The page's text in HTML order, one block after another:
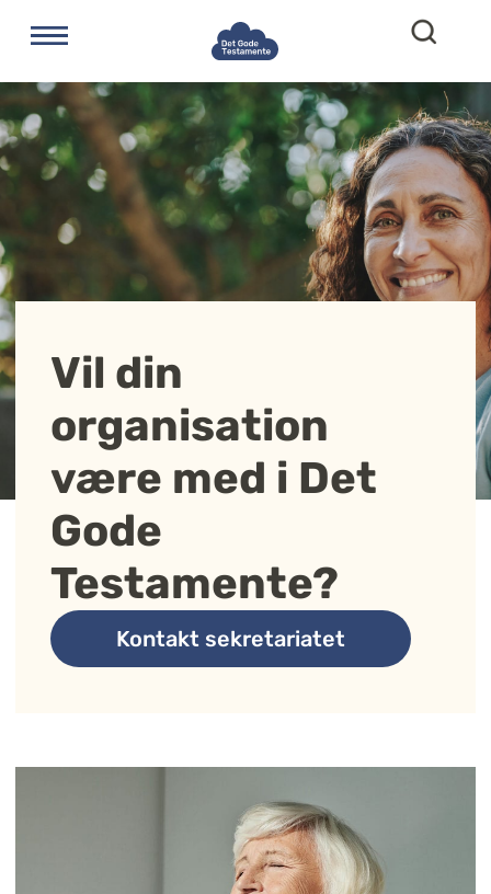
Vil din
organisation
være med i Det
Gode
Testamente?
Kontakt sekretariatet